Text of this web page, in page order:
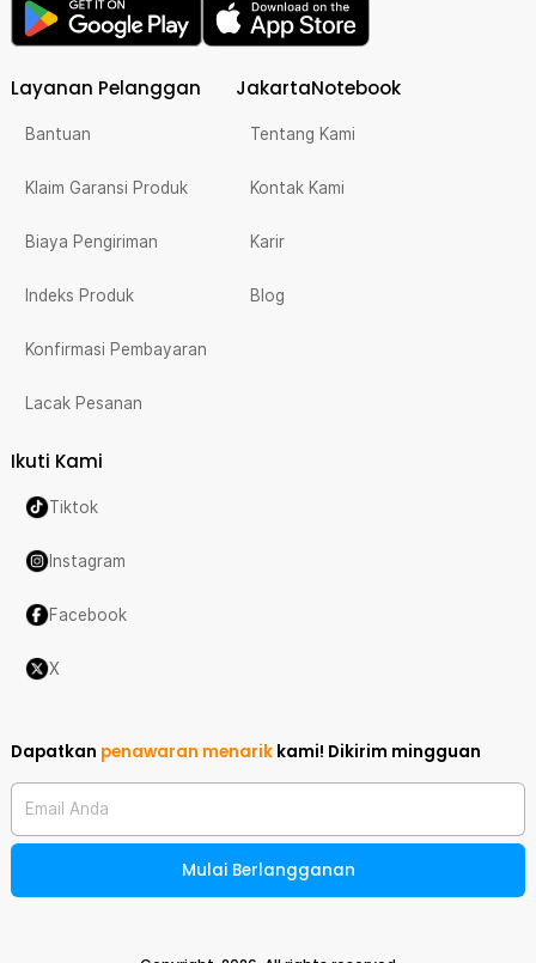
Layanan Pelanggan
Bantuan
Klaim Garansi Produk
Biaya Pengiriman
Indeks Produk
Konfirmasi Pembayaran
Lacak Pesanan
JakartaNotebook
Tentang Kami
Kontak Kami
Karir
Blog
Ikuti Kami
Tiktok
Instagram
Facebook
X
Dapatkan penawaran menarik kami! Dikirim mingguan
Email Anda
Mulai Berlangganan